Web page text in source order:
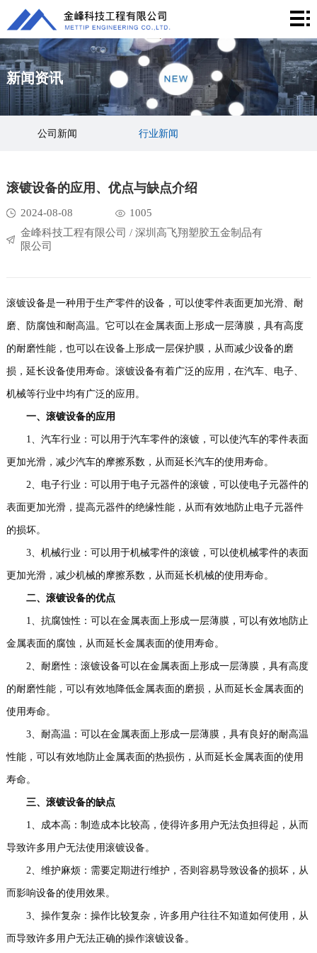
页
产
品
解
决
成
例
资
讯
关
于
我
联
系
们
新闻资讯
公司新闻 行业新闻
滚镀设备的应用、优点与缺点介绍
2024-08-08
1005
金峰科技工程有限公司 / 深圳高飞翔塑胶五金制品有
限公司
滚镀设备是一种用于生产零件的设备，可以使零件表面更加光滑、耐
磨、防腐蚀和耐高温。它可以在金属表面上形成一层薄膜，具有高度
的耐磨性能，也可以在设备上形成一层保护膜，从而减少设备的磨
损，延长设备使用寿命。滚镀设备有着广泛的应用，在汽车、电子、
机械等行业中均有广泛的应用。
一、滚镀设备的应用
1、汽车行业：可以用于汽车零件的滚镀，可以使汽车的零件表面
更加光滑，减少汽车的摩擦系数，从而延长汽车的使用寿命。
2、电子行业：可以用于电子元器件的滚镀，可以使电子元器件的
表面更加光滑，提高元器件的绝缘性能，从而有效地防止电子元器件
的损坏。
3、机械行业：可以用于机械零件的滚镀，可以使机械零件的表面
更加光滑，减少机械的摩擦系数，从而延长机械的使用寿命。
二、滚镀设备的优点
1、抗腐蚀性：可以在金属表面上形成一层薄膜，可以有效地防止
金属表面的腐蚀，从而延长金属表面的使用寿命。
2、耐磨性：滚镀设备可以在金属表面上形成一层薄膜，具有高度
的耐磨性能，可以有效地降低金属表面的磨损，从而延长金属表面的
使用寿命。
3、耐高温：可以在金属表面上形成一层薄膜，具有良好的耐高温
性能，可以有效地防止金属表面的热损伤，从而延长金属表面的使用
寿命。
三、滚镀设备的缺点
1、成本高：制造成本比较高，使得许多用户无法负担得起，从而
导致许多用户无法使用滚镀设备。
2、维护麻烦：需要定期进行维护，否则容易导致设备的损坏，从
而影响设备的使用效果。
3、操作复杂：操作比较复杂，许多用户往往不知道如何使用，从
而导致许多用户无法正确的操作滚镀设备。